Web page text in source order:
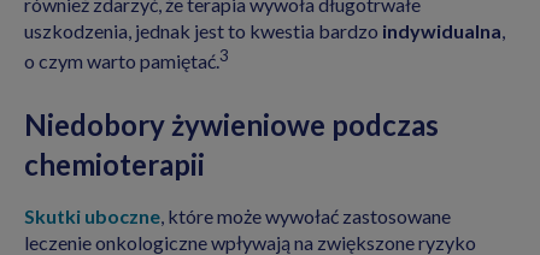
uszkodzenia, jednak jest to kwestia bardzo indywidualna,
o czym warto pamiętać.3
Niedobory żywieniowe podczas
chemioterapii
Skutki uboczne , które może wywołać zastosowane
leczenie onkologiczne wpływają na zwiększone ryzyko